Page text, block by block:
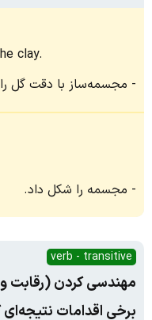
clay.
مجسمه‌ساز با دقت گل
مجسمه را شکل داد.
verb - transitive
مهندسی کردن (رقابت و
برخی اقدامات